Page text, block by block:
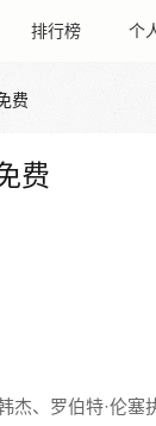
排行榜 个
费
费
杰、罗伯特·伦